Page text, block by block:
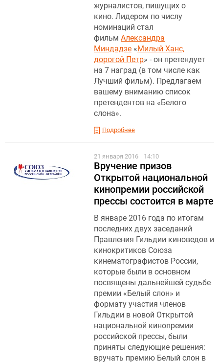
журналистов, пишущих о
кино. Лидером по числу
номинаций стал
фильм Александра
Миндадзе «Милый Ханс,
дорогой Петр» - он претендует
на 7 наград (в том числе как
Лучший фильм). Предлагаем
вашему вниманию список
претендентов на «Белого
слона».
Подробнее
21 января 2016 14:10
Вручение призов
Открытой национальной
кинопремии российской
прессы состоится в марте
В январе 2016 года по итогам
последних двух заседаний
Правления Гильдии киноведов и
кинокритиков Союза
кинематографистов России,
которые были в основном
посвящены дальнейшей судьбе
премии «Белый слон» и
формату участия членов
Гильдии в новой Открытой
национальной кинопремии
российской прессы, были
приняты следующие решения:
вручать премию Белый слон в